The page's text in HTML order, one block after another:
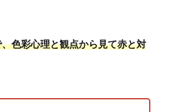
色彩心理と観点から見て赤と対